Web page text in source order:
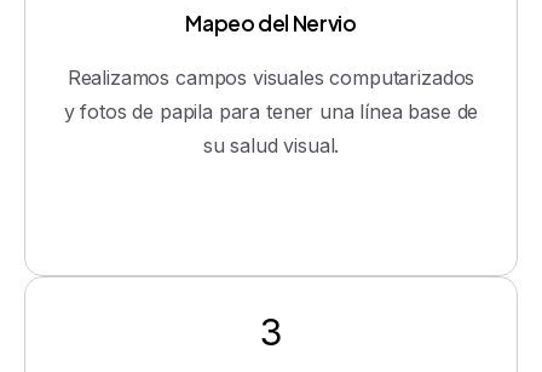
Mapeo del Nervio
Realizamos campos visuales computarizados
y fotos de papila para tener una línea base de
su salud visual.
3